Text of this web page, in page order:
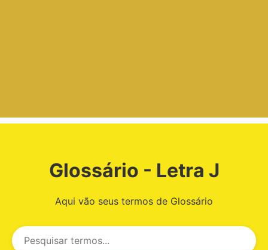
Glossário - Letra J
Aqui vão seus termos de Glossário